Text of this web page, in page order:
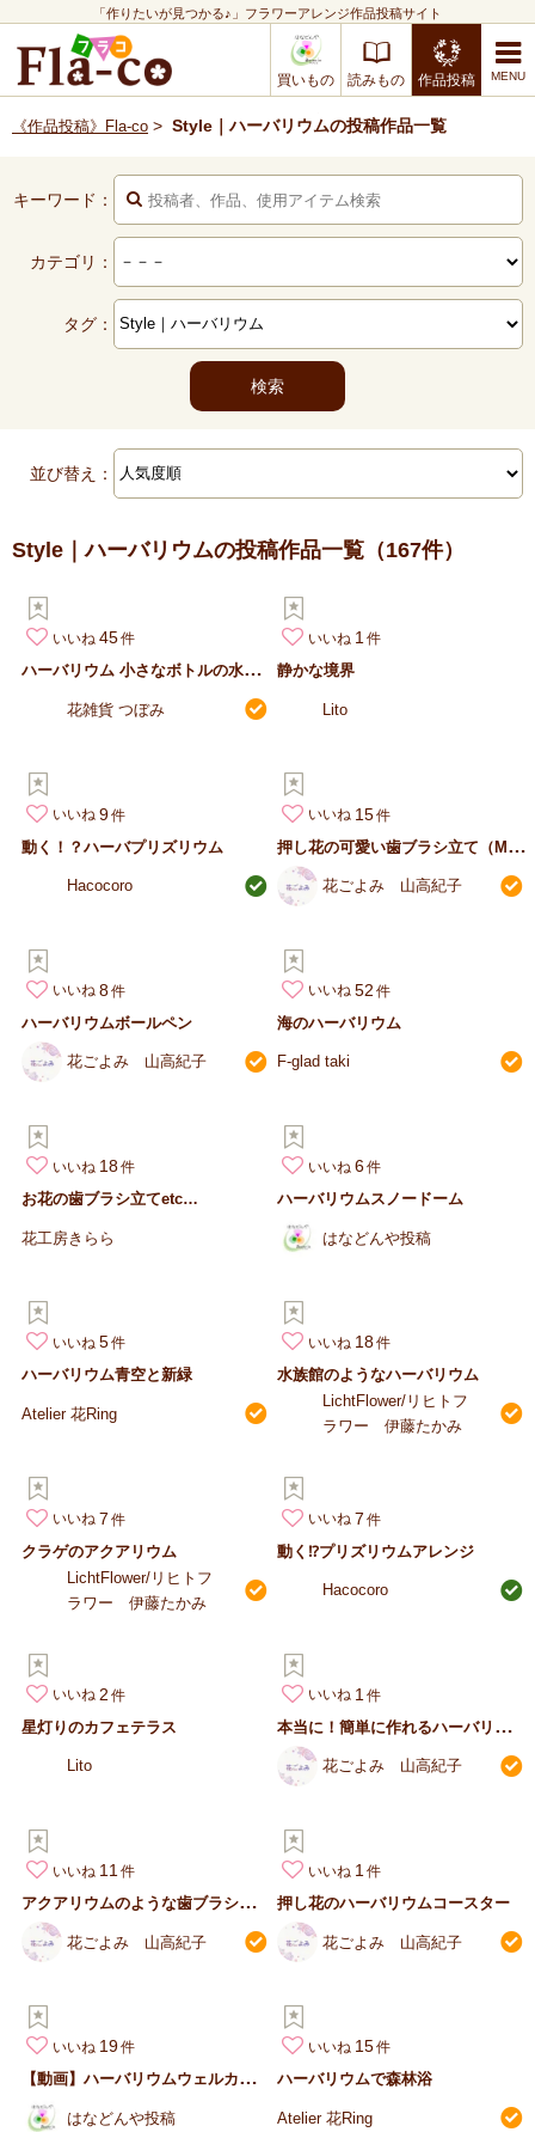
「作りたいが見つかる♪」フラワーアレンジ作品投稿サイト
買いもの 読みもの 作品投稿
《作品投稿》Fla-co > Style｜ハーバリウムの投稿作品一覧
キーワード：
カテゴリ：
タグ：
並び替え：
Style｜ハーバリウムの投稿作品一覧 （167件）
いいね 45
ハ
ーバリウム 小さなボトルの水族館
花雑貨 つぼみ
いいね 1
静かな境界
Lito
いいね 9
動く！？ハーバプリズリウム
Hacocoro
いいね 15
花ごよみ 山高紀子
いいね 8
ハーバリウムボールペン
花ごよみ 山高紀子
いいね 52
海のハーバリウム
F-glad taki
いいね 18
お花の歯ブラシ立てetc…
花工房きらら
いいね 6
ハーバリウムスノードーム
はなどんや投稿
いいね 5
ハーバリウム青空と新緑
Atelier 花Ring
いいね 18
水族館のようなハーバリウム
LichtFlower/リヒトフ
ラワー 伊藤たかみ
いいね 7
クラゲのアクアリウム
LichtFlower/リヒトフ
ラワー 伊藤たかみ
いいね 7
動く⁉プリズリウムアレンジ
Hacocoro
いいね 2
星灯りのカフェテラス
Lito
いいね 1
本
当に！簡単に作れるハーバリウム・ディスペンサー
花ごよみ 山高紀子
いいね 11
ア
クアリウムのような歯ブラシ立て（Lサイズ）
花ごよみ 山高紀子
いいね 1
押し花のハーバリウムコースター
花ごよみ 山高紀子
いいね 19
【
動画】ハーバリウムウェルカムプレート
はなどんや投稿
いいね 15
ハーバリウムで森林浴
Atelier 花Ring